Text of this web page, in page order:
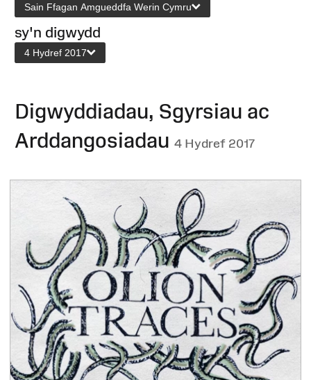
Sain Ffagan Amgueddfa Werin Cymru
sy'n digwydd
4 Hydref 2017
Digwyddiadau, Sgyrsiau ac
Arddangosiadau 4 Hydref 2017